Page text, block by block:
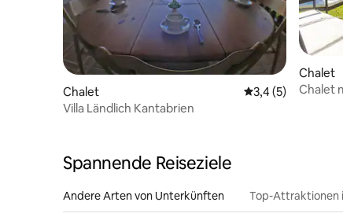
Chalet Durchschnittliche
3,4 (5)
Villa Ländlich Kantabrien
Chalet
Chalet
Spannende Reiseziele
Andere Arten von Unterkünften Top-Attraktionen